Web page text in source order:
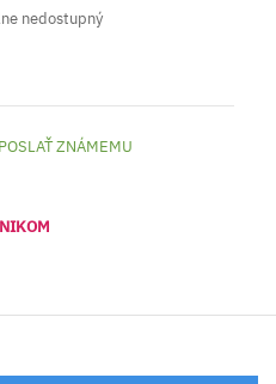
nedostupný
POSLAŤ ZNÁMEMU